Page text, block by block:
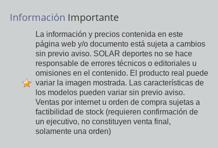
Información Importante
La información y precios contenida en este
página web y/o documento está sujeta a cambios
sin previo aviso. SOLAR deportes no se hace
responsable de errores técnicos o editoriales u
omisiones en el contenido. El producto real puede
variar la imagen mostrada. Las características de
los modelos pueden variar sin previo aviso.
Ventas por internet u orden de compra sujetas a
factibilidad de stock (requieren confirmación de
un ejecutivo, no constituyen venta final,
solamente una orden)